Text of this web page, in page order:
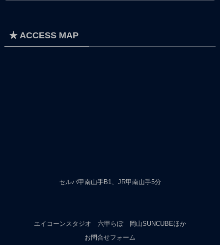
★ ACCESS MAP
セルバ甲南山手B1、JR甲南山手5分
エイコーンスタジオ 六甲らぼ
岡山SUNCUBEほか
お問合せフォーム